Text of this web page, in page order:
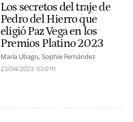
Los secretos del traje de
Pedro del Hierro que
eligió Paz Vega en los
Premios Platino 2023
María Ubago Sophie Fernández
23/04/2023 03:01h